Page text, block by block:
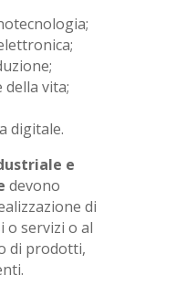
della vita;
digitale.
e
devono
di
o servizi o al
di prodotti,